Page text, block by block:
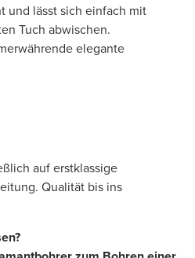
und lässt sich einfach mit
Tuch abwischen.
elegante
auf erstklassige
Qualität bis ins